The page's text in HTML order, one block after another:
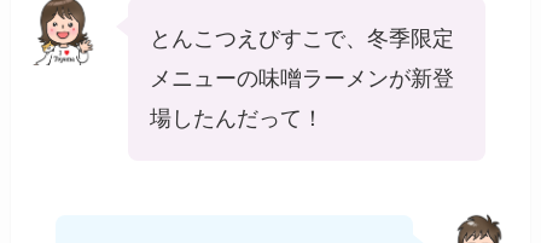
とんこつえびすこで、冬季限定
メニューの味噌ラーメンが新登
場したんだって！